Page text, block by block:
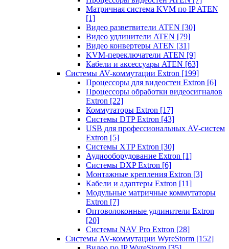
Матричная система KVM по IP ATEN
[1]
Видео разветвители ATEN [30]
Видео удлинители ATEN [79]
Видео конвертеры ATEN [31]
KVM-переключатели ATEN [9]
Кабели и аксессуары ATEN [63]
Системы AV-коммутации Extron [199]
Процессоры для видеостен Extron [6]
Процессоры обработки видеосигналов
Extron [22]
Коммутаторы Extron [17]
Системы DTP Extron [43]
USB для профессиональных AV-систем
Extron [5]
Системы XTP Extron [30]
Аудиооборудование Extron [1]
Системы DXP Extron [6]
Монтажные крепления Extron [3]
Кабели и адаптеры Extron [11]
Модульные матричные коммутаторы
Extron [7]
Оптоволоконные удлинители Extron
[20]
Системы NAV Pro Extron [28]
Системы AV-коммутации WyreStorm [152]